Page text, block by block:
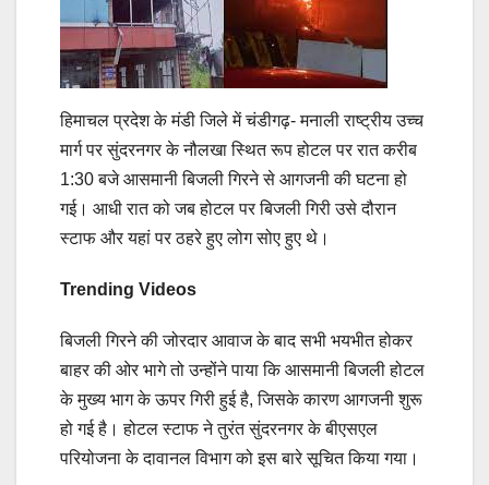
हिमाचल प्रदेश के मंडी जिले में चंडीगढ़- मनाली राष्ट्रीय उच्च
मार्ग पर सुंदरनगर के नौलखा स्थित रूप होटल पर रात करीब
1:30 बजे आसमानी बिजली गिरने से आगजनी की घटना हो
गई। आधी रात को जब होटल पर बिजली गिरी उसे दौरान
स्टाफ और यहां पर ठहरे हुए लोग सोए हुए थे।
Trending Videos
बिजली गिरने की जोरदार आवाज के बाद सभी भयभीत होकर
बाहर की ओर भागे तो उन्होंने पाया कि आसमानी बिजली होटल
के मुख्य भाग के ऊपर गिरी हुई है, जिसके कारण आगजनी शुरू
हो गई है। होटल स्टाफ ने तुरंत सुंदरनगर के बीएसएल
परियोजना के दावानल विभाग को इस बारे सूचित किया गया।